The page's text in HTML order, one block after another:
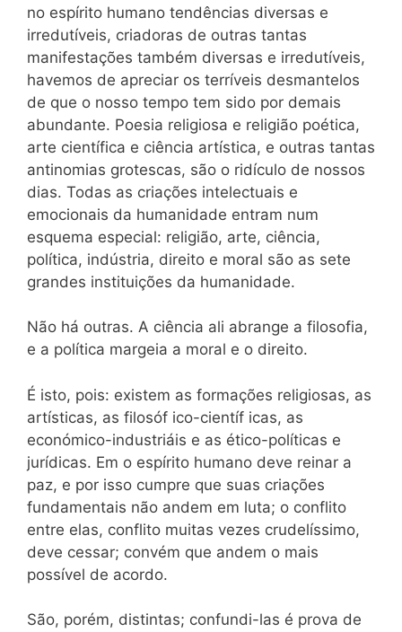
no espírito humano tendências diversas e
irredutíveis, criadoras de outras tantas
manifestações também diversas e irredutíveis,
havemos de apreciar os terríveis desmantelos
de que o nosso tempo tem sido por demais
abundante. Poesia religiosa e religião poética,
arte científica e ciência artística, e outras tantas
antinomias grotescas, são o ridículo de nossos
dias. Todas as criações intelectuais e
emocionais da humanidade entram num
esquema especial: religião, arte, ciência,
política, indústria, direito e moral são as sete
grandes instituições da humanidade.
Não há outras. A ciência ali abrange a filosofia,
e a política margeia a moral e o direito.
É isto, pois: existem as formações religiosas, as
artísticas, as filosóf ico-científ icas, as
económico-industriáis e as ético-políticas e
jurídicas. Em o espírito humano deve reinar a
paz, e por isso cumpre que suas criações
fundamentais não andem em luta; o conflito
entre elas, conflito muitas vezes crudelíssimo,
deve cessar; convém que andem o mais
possível de acordo.
São, porém, distintas; confundi-las é prova de